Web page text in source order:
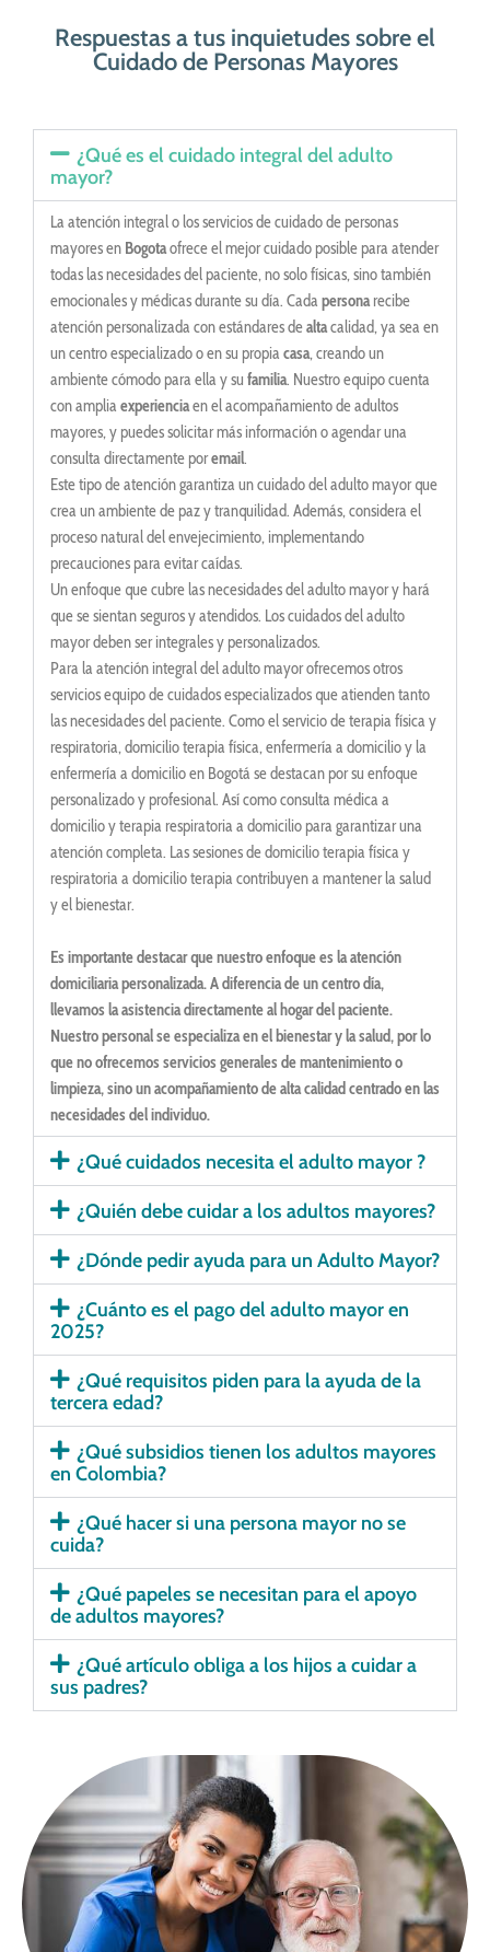
Respuestas a tus inquietudes sobre el
Cuidado de Personas Mayores
¿Qué es el cuidado integral del adulto
mayor?
La atención integral o los servicios de cuidado de personas
mayores en Bogotaofrece el mejor cuidado posible para atender
todas las necesidades del paciente, no solo físicas, sino también
emocionales y médicas durante su día. Cada personarecibe
atención personalizada con estándares dealtacalidad, ya sea en
un centro especializado o en su propia casa, creando un
ambiente cómodo para ella y su familia. Nuestro equipo cuenta
con amplia experienciaen el acompañamiento de adultos
mayores, y puedes solicitar más información o agendar una
consulta directamente poremail.
Este tipo de atención garantiza un cuidado del adulto mayor que
crea un ambiente de paz y tranquilidad. Además, considera el
proceso natural del envejecimiento, implementando
precauciones para evitar caídas.
Un enfoque que cubre las necesidades del adulto mayor y hará
que se sientan seguros y atendidos. Los cuidados del adulto
mayor deben ser integrales y personalizados.
Para la atención integral del adulto mayor ofrecemos otros
servicios equipo de cuidados especializados que atienden tanto
las necesidades del paciente. Como el servicio de terapia física y
respiratoria, domicilio terapia física, enfermería a domicilio y la
enfermería a domicilio en Bogotá se destacan por su enfoque
personalizado y profesional. Así como consulta médica a
domicilio y terapia respiratoria a domicilio para garantizar una
atención completa. Las sesiones de domicilio terapia física y
respiratoria a domicilio terapia contribuyen a mantener la salud
y el bienestar.
Es importante destacar que nuestro enfoque es la atención
domiciliaria personalizada. A diferencia de un centro día,
llevamos la asistencia directamente al hogar del paciente.
Nuestro personal se especializa en el bienestar y la salud, por lo
que no ofrecemos servicios generales de mantenimiento o
limpieza, sino un acompañamiento de alta calidad centrado en las
necesidades del individuo.
¿Qué cuidados necesita el adulto mayor ?
¿Quién debe cuidar a los adultos mayores?
¿Dónde pedir ayuda para un Adulto Mayor?
¿Cuánto es el pago del adulto mayor en
2025?
¿Qué requisitos piden para la ayuda de la
tercera edad?
¿Qué subsidios tienen los adultos mayores
en Colombia?
¿Qué hacer si una persona mayor no se
cuida?
¿Qué papeles se necesitan para el apoyo
de adultos mayores?
¿Qué artículo obliga a los hijos a cuidar a
sus padres?